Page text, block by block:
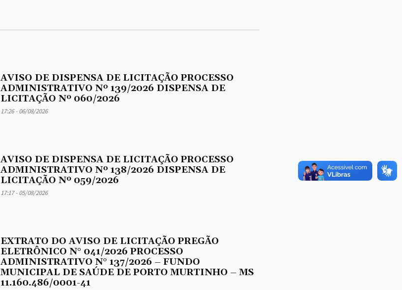
AVISO DE DISPENSA DE LICITAÇÃO PROCESSO
ADMINISTRATIVO Nº 139/2026 DISPENSA DE
LICITAÇÃO Nº 060/2026
17:26 - 06/08/2026
AVISO DE DISPENSA DE LICITAÇÃO PROCESSO
ADMINISTRATIVO Nº 138/2026 DISPENSA DE
LICITAÇÃO Nº 059/2026
17:17 - 05/08/2026
EXTRATO DO AVISO DE LICITAÇÃO PREGÃO
ELETRÔNICO N° 041/2026 PROCESSO
ADMINISTRATIVO N° 137/2026 – FUNDO
MUNICIPAL DE SAÚDE DE PORTO MURTINHO – MS
11.160.486/0001-41